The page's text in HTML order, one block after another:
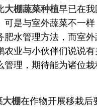
大棚蔬菜种植早已在
可是与室外蔬菜不一
肥水管理方法，而室
农业与小伙伴们说说有
管理，期待能为诸位
大棚在作物开展移栽后